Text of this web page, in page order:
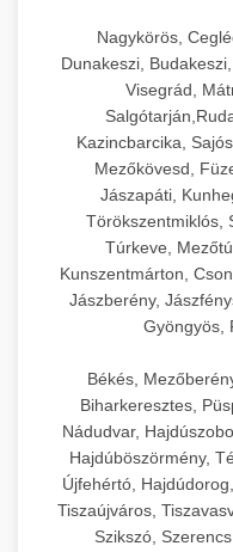
Nagykörös,
Dunakeszi,
Visegrád,
Kazincbarcika,
Mezőkövesd,
Jászapáti,
Törökszentmiklós,
Túrkeve,
Kunszentmárton,
Jászberény,
Gyöngyös,
Békés,
Biharkeresztes,
Nádudvar,
Hajdúböszörmény,
Újfehértó,
Tiszaújváros,
Szikszó,